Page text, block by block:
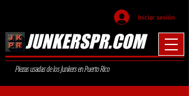
Iniciar sesión
JUNKERSPR.COM
Piezas usadas de los Junkers en Puerto Rico